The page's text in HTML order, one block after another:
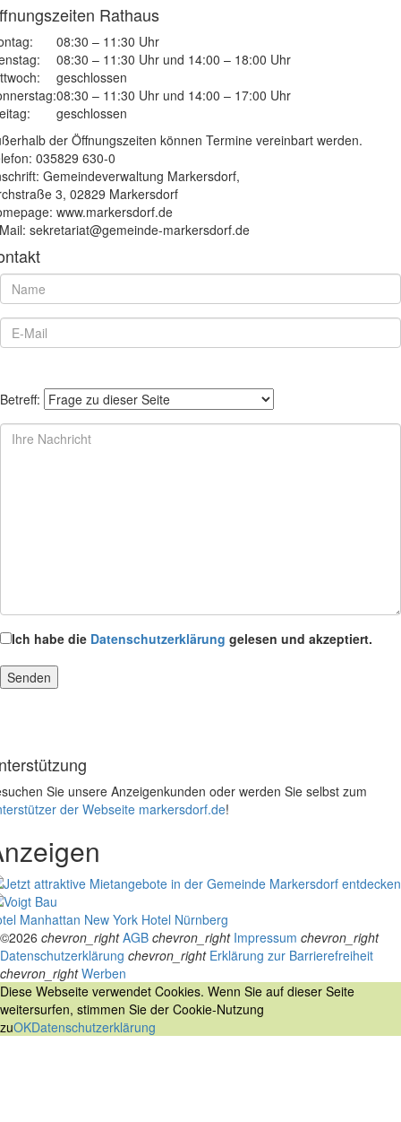
Rathaus
08:30 – 11:30 Uhr
08:30 – 11:30 Uhr und 14:00 – 18:00 Uhr
geschlossen
08:30 – 11:30 Uhr und 14:00 – 17:00 Uhr
geschlossen
der Öffnungszeiten können Termine vereinbart werden.
035829 630-0
Gemeindeverwaltung Markersdorf,
3, 02829 Markersdorf
www.markersdorf.de
sekretariat@gemeinde-markersdorf.de
Betreff:
Ich habe die Datenschutzerklärung gelesen und akzeptiert.
Sie unsere Anzeigenkunden oder werden Sie selbst zum
der Webseite markersdorf.de!
Manhattan New York Hotel Nürnberg
©2026 chevron_right AGB chevron_right Impressum chevron_right
Datenschutzerklärung chevron_right Erklärung zur Barrierefreiheit
chevron_right Werben
Diese Webseite verwendet Cookies. Wenn Sie auf dieser Seite
weitersurfen, stimmen Sie der Cookie-Nutzung
zuOKDatenschutzerklärung